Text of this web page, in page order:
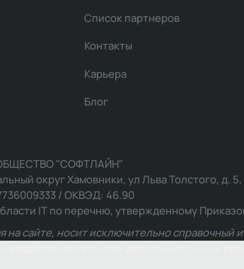
Список партнеров
Контакты
Карьера
Блог
"СОФТЛАЙН"
округ Хамовники, ул Льва Толстого, д.
/ ОКВЭД: 46.90
IT по перечню, утвержденному
на сайте, носит исключительно